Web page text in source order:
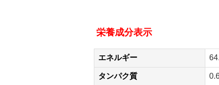
栄養成分表示
エネルギー
タンパク質